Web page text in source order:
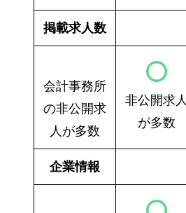
掲載求人数
会計事務所
の非公開求
人が多数
非公開求人
が多数
企業情報